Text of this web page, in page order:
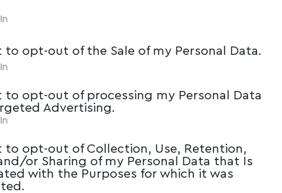
to opt-out of the Sale of my Personal Data.
to opt-out of processing my Personal Data
Advertising.
to opt-out of Collection, Use, Retention,
or Sharing of my Personal Data that Is
with the Purposes for which it was
το εμπόδιο του Άρη (2-0) και
μετά την 5η αγωνιστική των play off,